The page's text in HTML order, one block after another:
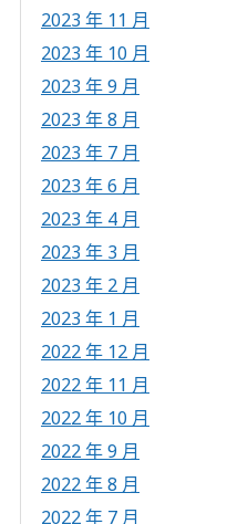
2023 年 11 月
2023 年 10 月
2023 年 9 月
2023 年 8 月
2023 年 7 月
2023 年 6 月
2023 年 4 月
2023 年 3 月
2023 年 2 月
2023 年 1 月
2022 年 12 月
2022 年 11 月
2022 年 10 月
2022 年 9 月
2022 年 8 月
2022 年 7 月